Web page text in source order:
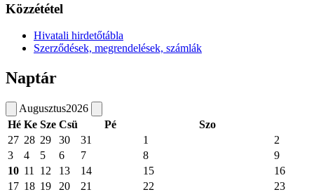
Közzététel
Hivatali hirdetőtábla
Szerződések, megrendelések, számlák
Naptár
Augusztus2026
Hé Ke Sze Csü Pé
Szo
27 28 29 30 31 1
2
3
4 5 6 7 8
9
10 11 12 13 14 15
16
17 18 19 20 21 22 23